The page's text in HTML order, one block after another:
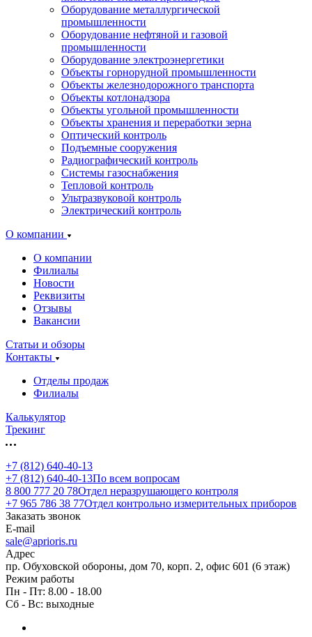
Оборудование металлургической
промышленности
Оборудование нефтяной и газовой
промышленности
Оборудование электроэнергетики
Объекты горнорудной промышленности
Объекты железнодорожного транспорта
Объекты котлонадзора
Объекты угольной промышленности
Объекты хранения и переработки зерна
Оптический контроль
Подъемные сооружения
Радиографический контроль
Системы газоснабжения
Тепловой контроль
Ультразвуковой контроль
Электрический контроль
О компании
О компании
Филиалы
Новости
Реквизиты
Отзывы
Вакансии
Статьи и обзоры
Контакты
Отделы продаж
Филиалы
Калькулятор
Трекинг
+7 (812) 640-40-13
+7 (812) 640-40-13По всем вопросам
8 800 777 20 78Отдел неразрушающего контроля
+7 965 786 38 77Отдел контрольно измерительных приборов
Заказать звонок
E-mail
sale@aprioris.ru
Адрес
пр. Обуховской обороны, дом 70, корп. 2, офис 601 (6 этаж)
Режим работы
Пн - Пт: 8.00 - 18.00
Сб - Вс: выходные